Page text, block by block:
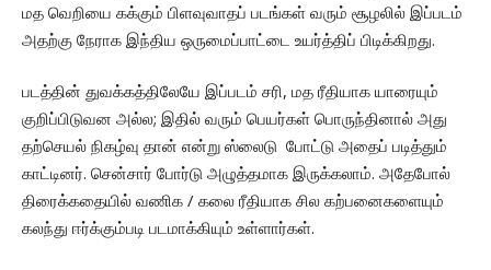
மத வெறியை கக்கும் பிளவுவாதப் படங்கள் வரும் சூழலில் இப்படம்
அதற்கு நேராக இந்திய ஒருமைப்பாட்டை உயர்த்திப் பிடிக்கிறது.
படத்தின் துவக்கத்திலேயே இப்படம் சரி, மத ரீதியாக யாரையும்
குறிப்பிடுவன அல்ல; இதில் வரும் பெயர்கள் பொருந்தினால் அது
தற்செயல் நிகழ்வு தான் என்று ஸ்லைடு போட்டு அதைப் படித்தும்
காட்டினர். சென்சார் போர்டு அழுத்தமாக இருக்கலாம். அதேபோல்
திரைக்கதையில் வணிக / கலை ரீதியாக சில கற்பனைகளையும்
கலந்து ஈர்க்கும்படி படமாக்கியும் உள்ளார்கள்.